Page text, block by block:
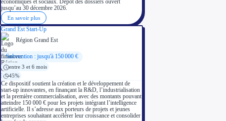
économiques et sociaux. Dépôt des dossiers ouvert
jusqu’au 30 décembre 2026.
En savoir plus
Grand Est Start-Up
Région Grand Est
Subvention : jusqu'à 150 000 €
entre 3 et 6 mois
45%
Ce dispositif soutient la création et le développement de
start-up innovantes, en finançant la R&D, l’industrialisation
et la première commercialisation, avec des montants pouvant
atteindre 150 000 € pour les projets intégrant l’intelligence
artificielle. Il s’adresse aux porteurs de projets et jeunes
entreprises souhaitant accélérer leur croissance et consolider